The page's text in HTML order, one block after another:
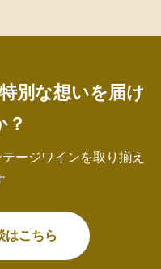
別な想いを届け
？
ージワインを取り揃え
はこちら